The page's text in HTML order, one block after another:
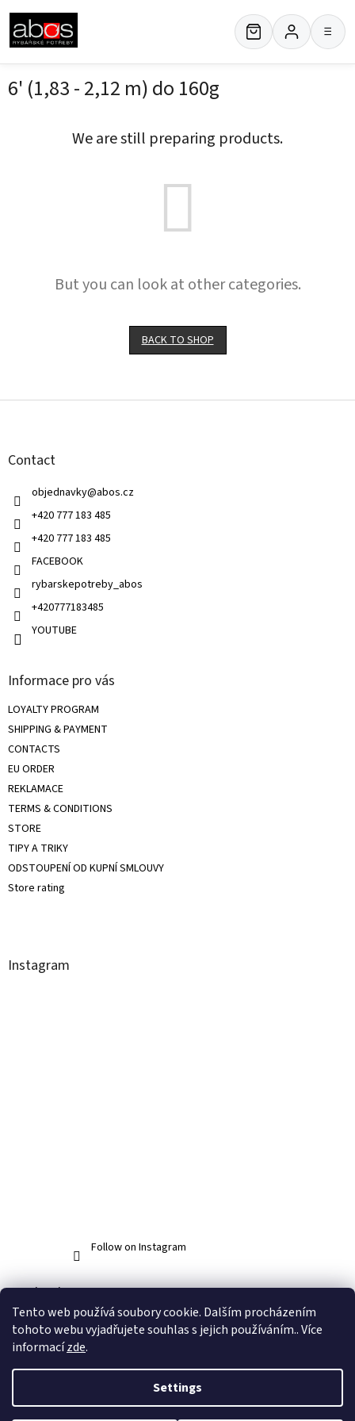
Tento web používá soubory cookie. Dalším procházením
tohoto webu vyjadřujete souhlas s jejich používáním.. Více
informacízde.
Settings
content
≡
6' (1,83 - 2,12 m) do 160g
We are still preparing products.
But you can look at other categories.
BACK TO SHOP
Contact
objednavky@abos.cz
+420 777 183 485
+420 777 183 485
FACEBOOK
rybarskepotreby_abos
+420777183485
YOUTUBE
Informace pro vás
LOYALTY PROGRAM
SHIPPING & PAYMENT
CONTACTS
EU ORDER
REKLAMACE
TERMS & CONDITIONS
STORE
TIPY A TRIKY
ODSTOUPENÍ OD KUPNÍ SMLOUVY
Store rating
Instagram
Follow on Instagram
Facebook